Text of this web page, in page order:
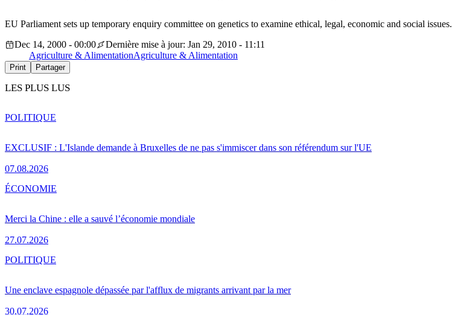
EU Parliament sets up temporary enquiry committee on genetics to examine ethical, legal, economic and social issues.
Dec 14, 2000 - 00:00
Dernière mise à jour: Jan 29, 2010 - 11:11
Agriculture & AlimentationAgriculture & Alimentation
Print Partager
LES PLUS LUS
EXCLUSIF : L'Islande demande à Bruxelles de ne pas s'immiscer dans son référendum sur l'UE
07.08.2026
POLITIQUE
Merci la Chine : elle a sauvé l’économie mondiale
27.07.2026
ÉCONOMIE
Une enclave espagnole dépassée par l'afflux de migrants arrivant par la mer
30.07.2026
POLITIQUE